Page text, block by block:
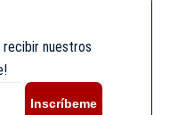
recibir nuestros
Inscríbeme